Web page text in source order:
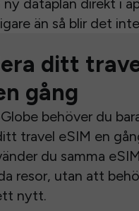
dataplan direkt i
än så blir det
ditt
gång
behöver du
travel eSIM en
du samma
resor, utan att
nytt.